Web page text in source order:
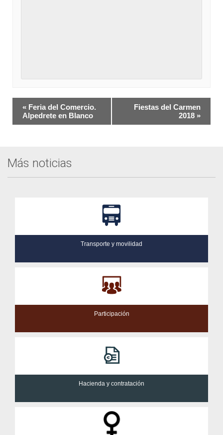
Navegación
del
« Feria del Comercio.
Alpedrete en Blanco
Fiestas del Carmen
2018 »
Más noticias
Transporte y movilidad
Participación
Hacienda y contratación